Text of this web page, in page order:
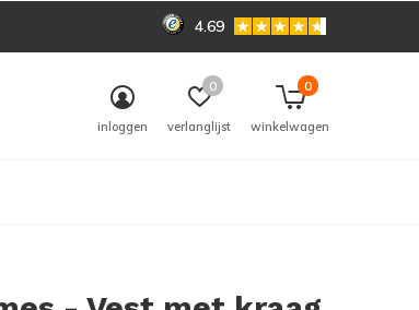
inloggen verlanglijst
0
winkelwagen
0
4.69